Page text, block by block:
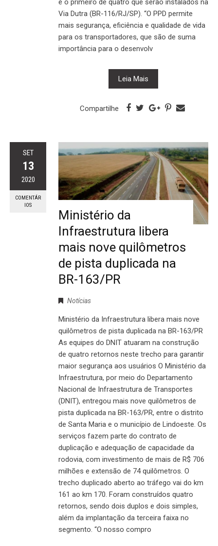
é o primeiro de quatro que serão instalados na
Via Dutra (BR-116/RJ/SP). “O PPD permite
mais segurança, eficiência e qualidade de vida
para os transportadores, que são de suma
importância para o desenvolv
Leia Mais
Compartilhe
SET
13
2020
COMENTÁR
IOS
Ministério da
Infraestrutura libera
mais nove quilômetros
de pista duplicada na
BR-163/PR
Notícias
Ministério da Infraestrutura libera mais nove
quilômetros de pista duplicada na BR-163/PR
As equipes do DNIT atuaram na construção
de quatro retornos neste trecho para garantir
maior segurança aos usuários O Ministério da
Infraestrutura, por meio do Departamento
Nacional de Infraestrutura de Transportes
(DNIT), entregou mais nove quilômetros de
pista duplicada na BR-163/PR, entre o distrito
de Santa Maria e o município de Lindoeste. Os
serviços fazem parte do contrato de
duplicação e adequação de capacidade da
rodovia, com investimento de mais de R$ 706
milhões e extensão de 74 quilômetros. O
trecho duplicado aberto ao tráfego vai do km
161 ao km 170. Foram construídos quatro
retornos, sendo dois duplos e dois simples,
além da implantação da terceira faixa no
segmento. “O nosso compro